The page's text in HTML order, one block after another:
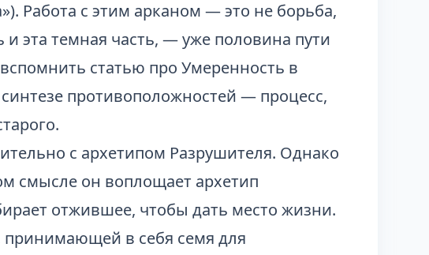
Работа с этим арканом — это не борьба,
и эта темная часть, — уже половина пути
статью про Умеренность в
противоположностей — процесс,
с архетипом Разрушителя. Однако
смысле он воплощает архетип
отжившее, чтобы дать место жизни.
принимающей в себя семя для